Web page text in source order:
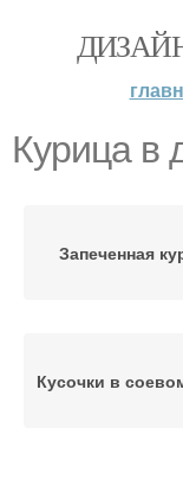
Курица в
Запеченная
Кусочки в